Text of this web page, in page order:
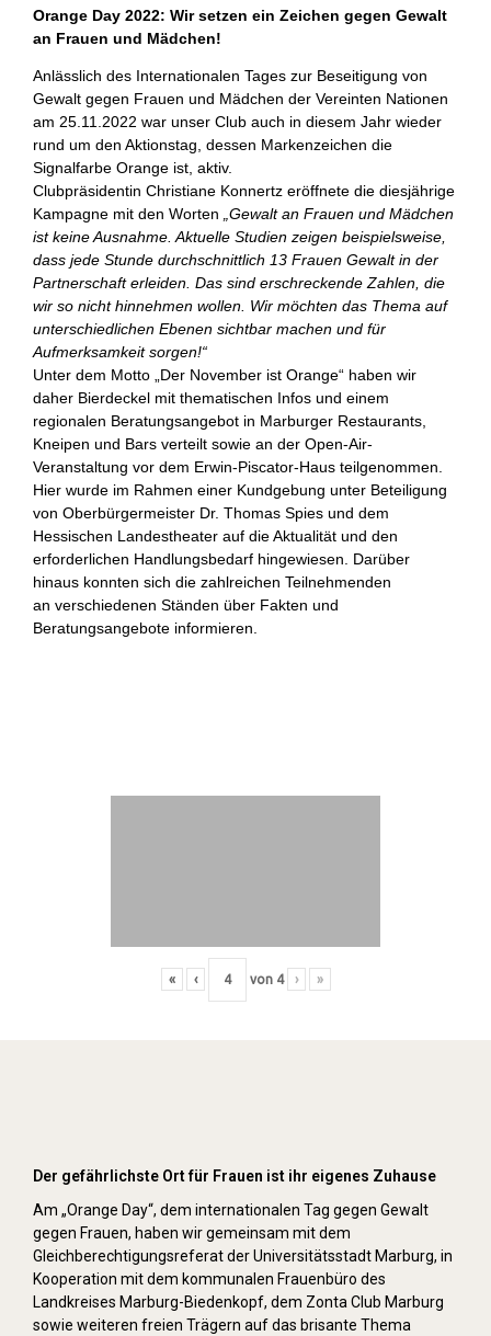
Orange Day 2022: Wir setzen ein Zeichen gegen Gewalt
an Frauen und Mädchen!
Anlässlich des Internationalen Tages zur Beseitigung von
Gewalt gegen Frauen und Mädchen der Vereinten Nationen
am 25.11.2022 war unser Club auch in diesem Jahr wieder
rund um den Aktionstag, dessen Markenzeichen die
Signalfarbe Orange ist, aktiv.
Clubpräsidentin Christiane Konnertz eröffnete die diesjährige
Kampagne mit den Worten
„Gewalt an Frauen und Mädchen
ist keine Ausnahme. Aktuelle Studien zeigen beispielsweise,
dass jede Stunde durchschnittlich 13 Frauen Gewalt in der
Partnerschaft erleiden. Das sind erschreckende Zahlen, die
wir so nicht hinnehmen wollen. Wir möchten das Thema auf
unterschiedlichen Ebenen sichtbar machen und für
Aufmerksamkeit sorgen!“
Unter dem Motto „Der November ist Orange“ haben wir
daher Bierdeckel mit thematischen Infos und einem
regionalen Beratungsangebot in Marburger Restaurants,
Kneipen und Bars verteilt sowie an der Open-Air-
Veranstaltung vor dem Erwin-Piscator-Haus teilgenommen.
Hier wurde im Rahmen einer Kundgebung unter Beteiligung
von Oberbürgermeister Dr. Thomas Spies und dem
Hessischen Landestheater auf die Aktualität und den
erforderlichen Handlungsbedarf hingewiesen. Darüber
hinaus konnten sich die zahlreichen Teilnehmenden
an verschiedenen Ständen über Fakten und
Beratungsangebote informieren.
« ‹ von 4 › »
Der gefährlichste Ort für Frauen ist ihr eigenes Zuhause
Am „Orange Day“, dem internationalen Tag gegen Gewalt
gegen Frauen, haben wir gemeinsam mit dem
Gleichberechtigungsreferat der Universitätsstadt Marburg, in
Kooperation mit dem kommunalen Frauenbüro des
Landkreises Marburg-Biedenkopf, dem Zonta Club Marburg
sowie weiteren freien Trägern auf das brisante Thema